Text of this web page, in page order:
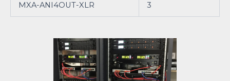
MXA-ANI4OUT-XLR 3